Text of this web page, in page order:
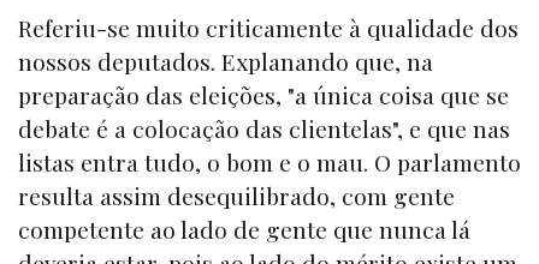
Referiu-se muito criticamente à qualidade dos
nossos deputados. Explanando que, na
preparação das eleições, "a única coisa que se
debate é a colocação das clientelas", e que nas
listas entra tudo, o bom e o mau. O parlamento
resulta assim desequilibrado, com gente
competente ao lado de gente que nunca lá